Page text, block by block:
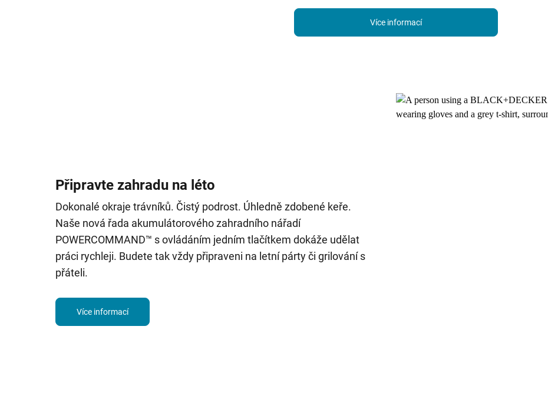
Více informací
Připravte zahradu na léto
Dokonalé okraje trávníků. Čistý podrost. Úhledně zdobené keře.
Naše nová řada akumulátorového zahradního nářadí
POWERCOMMAND™ s ovládáním jedním tlačítkem dokáže udělat
práci rychleji. Budete tak vždy připraveni na letní párty či grilování s
přáteli.
Více informací